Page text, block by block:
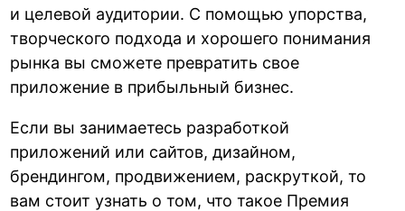
и целевой аудитории. С помощью упорства,
творческого подхода и хорошего понимания
рынка вы сможете превратить свое
приложение в прибыльный бизнес.
Если вы занимаетесь разработкой
приложений или сайтов, дизайном,
брендингом, продвижением, раскруткой, то
вам стоит узнать о том, что такое Премия